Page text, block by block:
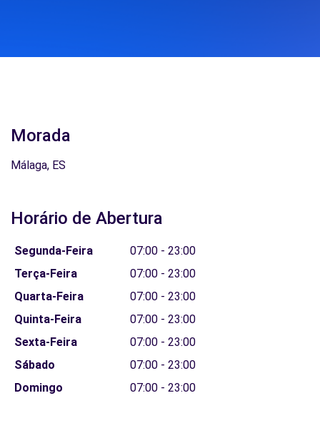
Morada
Málaga, ES
Horário de Abertura
Segunda-Feira
07:00 - 23:00
Terça-Feira
07:00 - 23:00
Quarta-Feira
07:00 - 23:00
Quinta-Feira
07:00 - 23:00
Sexta-Feira
07:00 - 23:00
Sábado
07:00 - 23:00
Domingo
07:00 - 23:00